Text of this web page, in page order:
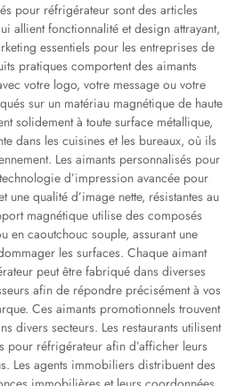
pour réfrigérateur sont des articles
allient fonctionnalité et design attrayant,
essentiels pour les entreprises de
pratiques comportent des aimants
votre logo, votre message ou votre
sur un matériau magnétique de haute
solidement à toute surface métallique,
dans les cuisines et les bureaux, où ils
Les aimants personnalisés pour
d’impression avancée pour
une qualité d’image nette, résistantes au
magnétique utilise des composés
en caoutchouc souple, assurant une
les surfaces. Chaque aimant
peut être fabriqué dans diverses
afin de répondre précisément à vos
Ces aimants promotionnels trouvent
divers secteurs. Les restaurants utilisent
pour réfrigérateur afin d’afficher leurs
Les agents immobiliers distribuent des